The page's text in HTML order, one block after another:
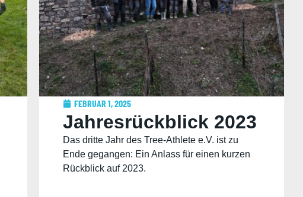
FEBRUAR 1, 2025
Jahresrückblick 2023
Das dritte Jahr des Tree-Athlete e.V. ist zu
Ende gegangen: Ein Anlass für einen kurzen
Rückblick auf 2023.